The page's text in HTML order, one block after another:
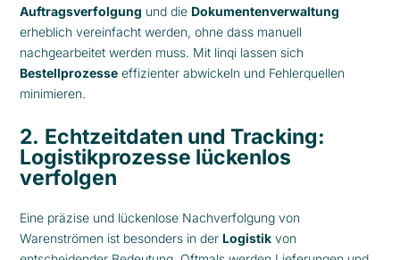
Auftragsverfolgung und die Dokumentenverwaltung
erheblich vereinfacht werden, ohne dass manuell
nachgearbeitet werden muss. Mit linqi lassen sich
Bestellprozesse effizienter abwickeln und Fehlerquellen
minimieren.
2. Echtzeitdaten und Tracking:
Logistikprozesse lückenlos
verfolgen
Eine präzise und lückenlose Nachverfolgung von
Warenströmen ist besonders in der Logistik von